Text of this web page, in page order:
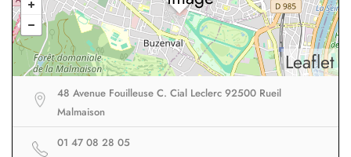
Leaflet
48 Avenue Fouilleuse C. Cial Leclerc 92500 Rueil
Malmaison
01 47 08 28 05